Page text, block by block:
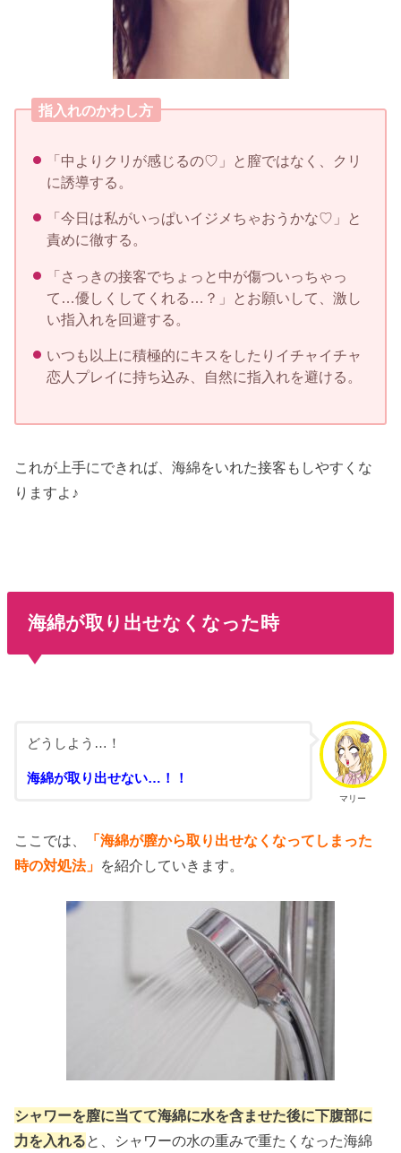
指入れのかわし方
「中よりクリが感じるの♡」と膣ではなく、クリ
に誘導する。
「今日は私がいっぱいイジメちゃおうかな♡」と
責めに徹する。
「さっきの接客でちょっと中が傷ついっちゃっ
て…優しくしてくれる…？」とお願いして、激し
い指入れを回避する。
いつも以上に積極的にキスをしたりイチャイチャ
恋人プレイに持ち込み、自然に指入れを避ける。
これが上手にできれば、海綿をいれた接客もしやすくな
りますよ♪
海綿が取り出せなくなった時
マリー
どうしよう…！
海綿が取り出せない…！！
ここでは、
「海綿が膣から取り出せなくなってしまった
時の対処法」 を紹介していきます。
シャワーを膣に当てて海綿に水を含ませた後に下腹部に
力を入れると、シャワーの水の重みで重たくなった海綿